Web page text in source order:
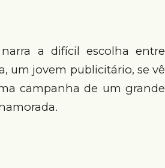
a difícil escolha entre
um jovem publicitário, se vê
campanha de um grande